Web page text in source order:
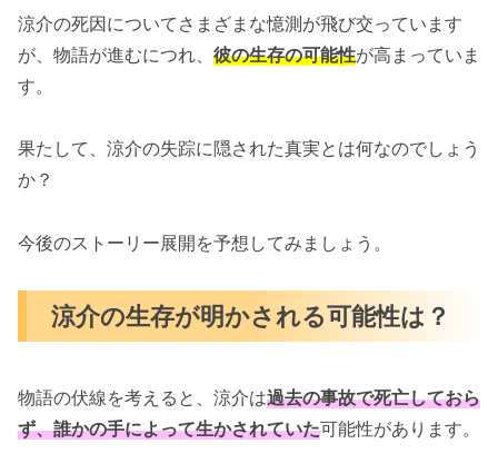
涼介の死因についてさまざまな憶測が飛び交っています
が、物語が進むにつれ、 彼の生存の可能性が高まっていま
す。
果たして、涼介の失踪に隠された真実とは何なのでしょう
か？
今後のストーリー展開を予想してみましょう。
涼介の生存が明かされる可能性は？
物語の伏線を考えると、涼介は過去の事故で死亡しておら
ず、誰かの手によって生かされていた可能性があります。